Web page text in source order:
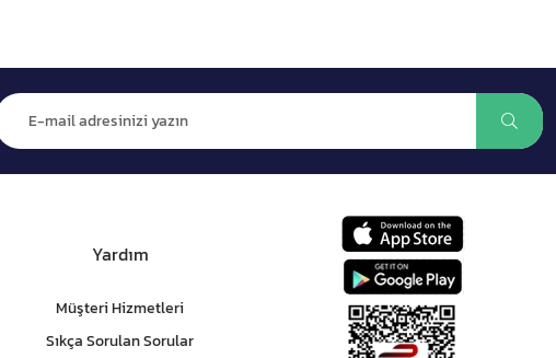
Yardım
Müşteri Hizmetleri
Sıkça Sorulan Sorular